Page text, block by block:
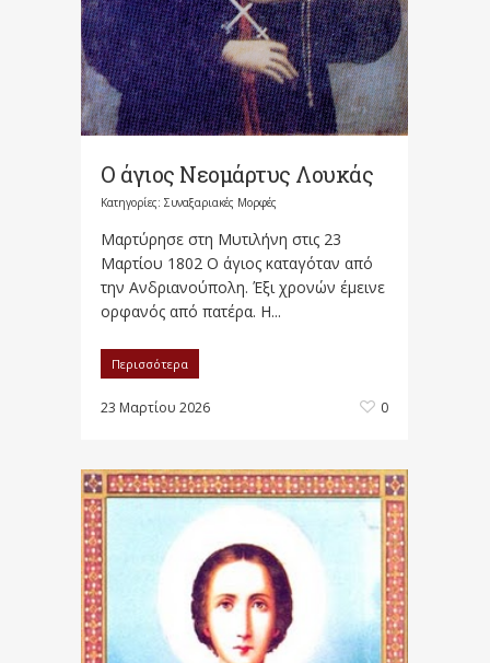
Ο άγιος Νεομάρτυς Λουκάς
Κατηγορίες: Συναξαριακές Μορφές
Μαρτύρησε στη Μυτιλήνη στις 23
Μαρτίου 1802 Ο άγιος καταγόταν από
την Ανδριανούπολη. Έξι χρονών έμεινε
ορφανός από πατέρα. Η...
Περισσότερα
23 Μαρτίου 2026 0